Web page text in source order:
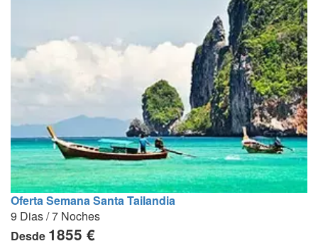
Oferta Semana Santa Tailandia
9 Dias / 7 Noches
Desde 1855 €